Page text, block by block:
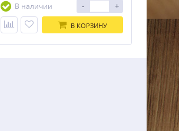
В наличии
- +
В КОРЗИНУ